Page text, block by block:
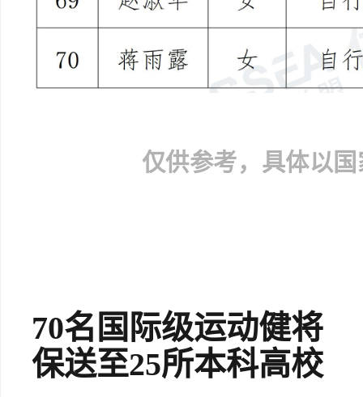
仅供参考，具体以
70名国际级运动健将
保送至25所本科高校